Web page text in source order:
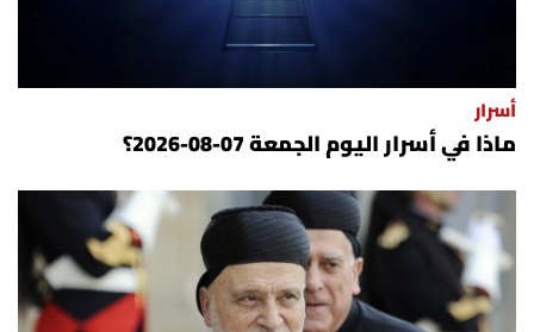
أسرار
ماذا في أسرار اليوم الجمعة 07-08-2026؟